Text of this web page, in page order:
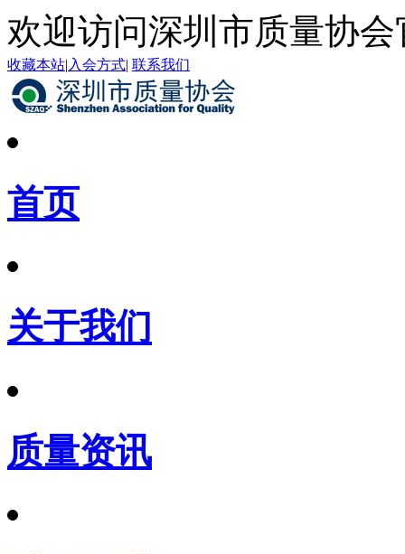
欢迎访问深圳市质量协会
收藏本站| 入会方式| 联系我们
首页
关于我们
质量资讯